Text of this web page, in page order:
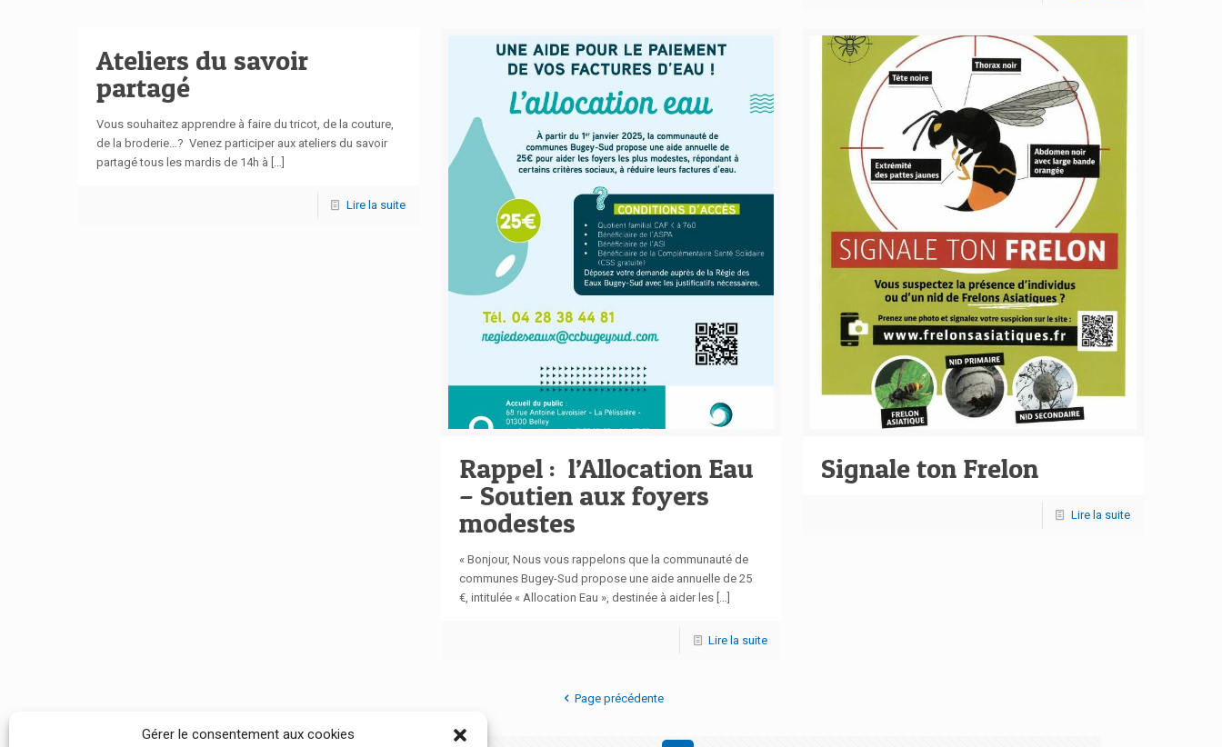
Gérer le consentement aux cookies
Ateliers du savoir
partagé
Vous souhaitez apprendre à faire du tricot, de la couture,
de la broderie…? Venez participer aux ateliers du savoir
partagé tous les mardis de 14h à […]
Lire la suite
Rappel : l’Allocation Eau
– Soutien aux foyers
modestes
« Bonjour, Nous vous rappelons que la communauté de
communes Bugey-Sud propose une aide annuelle de 25
€, intitulée « Allocation Eau », destinée à aider les[…]
Lire la suite
Signale ton Frelon
Lire la suite
Page précédente